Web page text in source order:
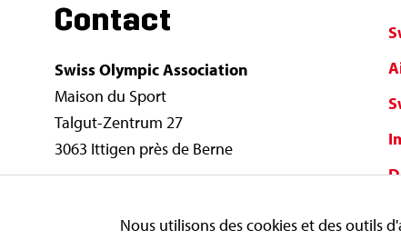
Contact
Swiss Olympic Association
Maison du Sport
Talgut-Zentrum 27
3063 Ittigen près de Berne
+41 31 359 71 11
Nous utilisons des cookies et des outils